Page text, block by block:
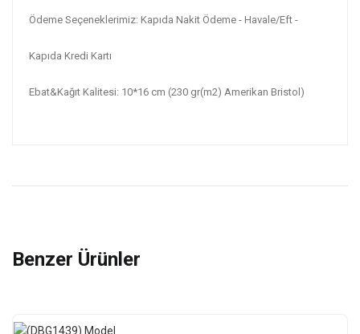
Ödeme Seçeneklerimiz: Kapıda Nakit Ödeme - Havale/Eft -
Kapıda Kredi Kartı
Ebat&Kağıt Kalitesi: 10*16 cm (230 gr(m2) Amerikan Bristol)
Benzer Ürünler